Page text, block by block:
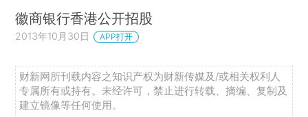
徽商银行香港公开招股
2013年10月30日 APP打开
财新网所刊载内容之知识产权为财新传媒及/或相关权利人
专属所有或持有。未经许可，禁止进行转载、摘编、复制及
建立镜像等任何使用。